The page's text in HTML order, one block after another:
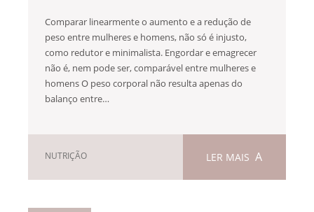
Comparar linearmente o aumento e a redução de
peso entre mulheres e homens, não só é injusto,
como redutor e minimalista. Engordar e emagrecer
não é, nem pode ser, comparável entre mulheres e
homens O peso corporal não resulta apenas do
balanço entre…
NUTRIÇÃO LER MAIS